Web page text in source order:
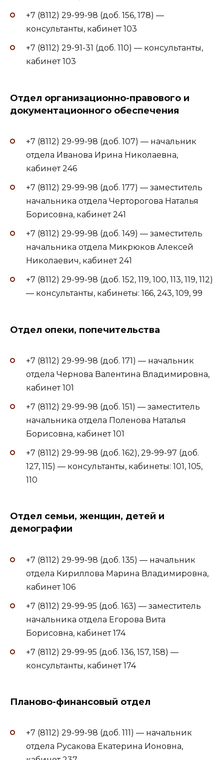
+7 (8112) 29-99-98 (доб. 156, 178) —
консультанты, кабинет 103
+7 (8112) 29-91-31 (доб. 110) — консультанты,
кабинет 103
Отдел организационно-правового и
документационного обеспечения
+7 (8112) 29-99-98 (доб. 107) — начальник
отдела Иванова Ирина Николаевна,
кабинет 246
+7 (8112) 29-99-98 (доб. 177) — заместитель
начальника отдела Черторогова Наталья
Борисовна, кабинет 241
+7 (8112) 29-99-98 (доб. 149) — заместитель
начальника отдела Микрюков Алексей
Николаевич, кабинет 241
+7 (8112) 29-99-98 (доб. 152, 119, 100, 113, 119, 112)
— консультанты, кабинеты: 166, 243, 109, 99
Отдел опеки, попечительства
+7 (8112) 29-99-98 (доб. 171) — начальник
отдела Чернова Валентина Владимировна,
кабинет 101
+7 (8112) 29-99-98 (доб. 151) — заместитель
начальника отдела Поленова Наталья
Борисовна, кабинет 101
+7 (8112) 29-99-98 (доб. 162), 29-99-97 (доб.
127, 115) — консультанты, кабинеты: 101, 105,
110
Отдел семьи, женщин, детей и
демографии
+7 (8112) 29-99-98 (доб. 135) — начальник
отдела Кириллова Марина Владимировна,
кабинет 106
+7 (8112) 29-99-95 (доб. 163) — заместитель
начальника отдела Егорова Вита
Борисовна, кабинет 174
+7 (8112) 29-99-95 (доб. 136, 157, 158) —
консультанты, кабинет 174
Планово-финансовый отдел
+7 (8112) 29-99-98 (доб. 111) — начальник
отдела Русакова Екатерина Ионовна,